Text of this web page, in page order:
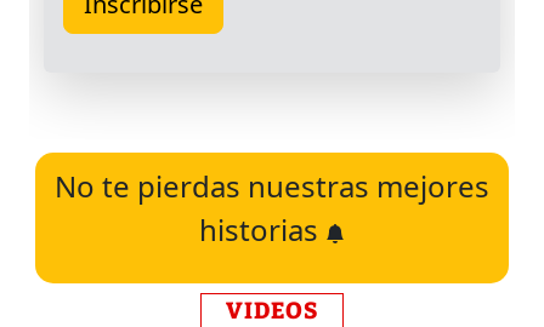
No te pierdas nuestras mejores
historias
VIDEOS